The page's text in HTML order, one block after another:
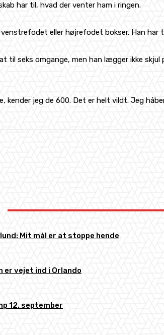
har til, hvad der venter ham i ringen.
venstrefodet eller højrefodet bokser. Han har
til seks omgange, men han lægger ikke
kender jeg de 600. Det er helt vildt. Jeg
Mit mål er at stoppe hende
er vejet ind i Orlando
12. september